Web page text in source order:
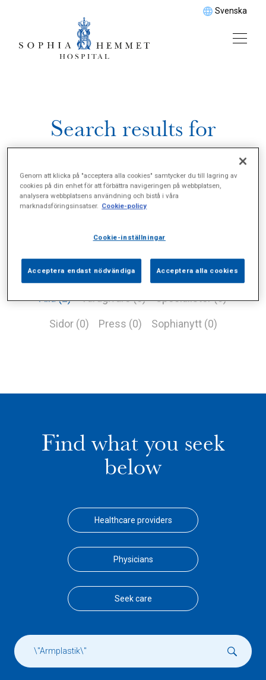
Svenska
Search results for
Alla (2) Vårdgivare (0) Specialister (0)
Sidor (0) Press (0) Sophianytt (0)
Find what you seek
below
Healthcare providers
Physicians
Seek care
Genom att klicka på "acceptera alla cookies" samtycker du till lagring av
cookies på din enhet för att förbättra navigeringen på webbplatsen,
analysera webbplatsens användning och bistå i våra
marknadsföringsinsatser. Cookie-policy
Cookie-inställningar
Acceptera endast nödvändiga Acceptera alla cookies